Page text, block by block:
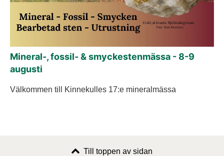
Mineral-, fossil- & smyckestenmässa - 8-9
augusti
Välkommen till Kinnekulles 17:e mineralmässa
Till toppen av sidan